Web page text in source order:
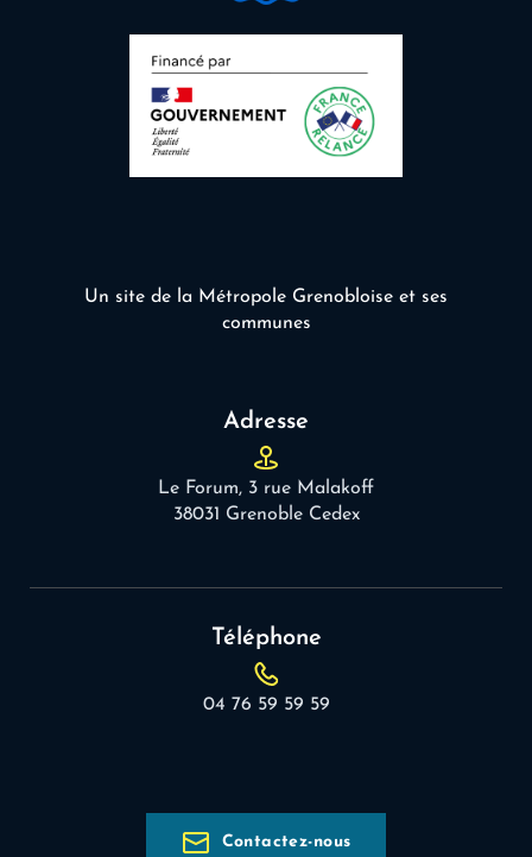
Un site de la Métropole Grenobloise et ses
communes
Adresse
Le Forum, 3 rue Malakoff
38031 Grenoble Cedex
Téléphone
04 76 59 59 59
Contactez-nous